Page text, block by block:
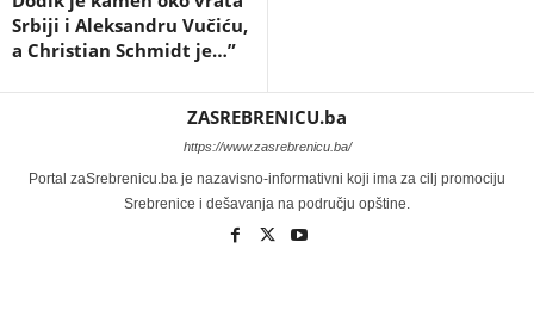
Srbiji i Aleksandru Vučiću,
a Christian Schmidt je…”
ZASREBRENICU.ba
https://www.zasrebrenicu.ba/
Portal zaSrebrenicu.ba je nazavisno-informativni koji ima za cilj promociju
Srebrenice i dešavanja na području opštine.